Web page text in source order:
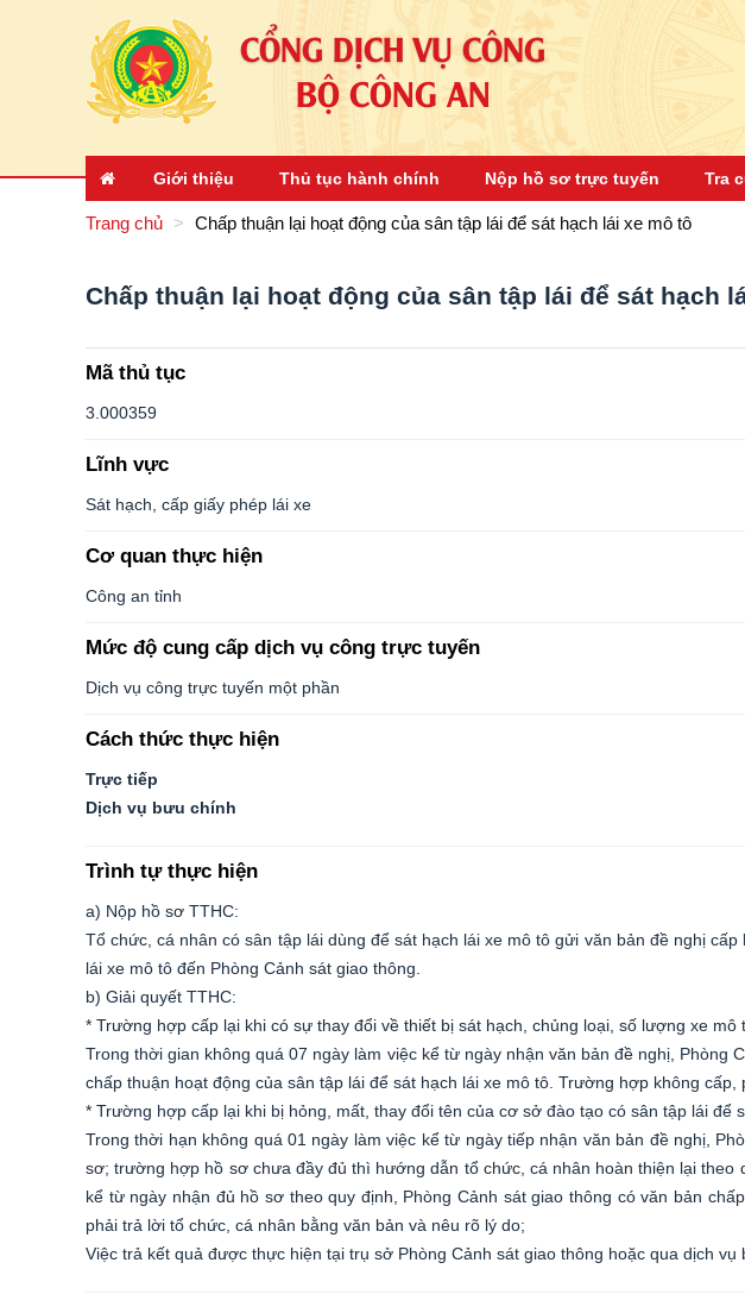
CỔNG DỊCH VỤ CÔNG
BỘ CÔNG AN
Giới thiệu Thủ tục hành chính Nộp hồ sơ trực tuyến Tra
Trang chủ Chấp thuận lại hoạt động của sân tập lái để sát hạch lái xe mô tô
Chấp thuận lại hoạt động của sân tập lái để sát hạch
Mã thủ tục
3.000359
Lĩnh vực
Sát hạch, cấp giấy phép lái xe
Cơ quan thực hiện
Công an tỉnh
Mức độ cung cấp dịch vụ công trực tuyến
Dịch vụ công trực tuyến một phần
Cách thức thực hiện
Trực tiếp
Dịch vụ bưu chính
Trình tự thực hiện
a) Nộp hồ sơ TTHC:
Tổ chức, cá nhân có sân tập lái dùng để sát hạch lái xe mô tô gửi văn bản đề nghị
lái xe mô tô đến Phòng Cảnh sát giao thông.
b) Giải quyết TTHC:
* Trường hợp cấp lại khi có sự thay đổi về thiết bị sát hạch, chủng loại, số lượng xe mô
Trong thời gian không quá 07 ngày làm việc kể từ ngày nhận văn bản đề nghị, Phòng
chấp thuận hoạt động của sân tập lái để sát hạch lái xe mô tô. Trường hợp không cấp,
* Trường hợp cấp lại khi bị hỏng, mất, thay đổi tên của cơ sở đào tạo có sân tập lái để
Trong thời hạn không quá 01 ngày làm việc kể từ ngày tiếp nhận văn bản đề nghị,
sơ; trường hợp hồ sơ chưa đầy đủ thì hướng dẫn tổ chức, cá nhân hoàn thiện lại theo
kể từ ngày nhận đủ hồ sơ theo quy định, Phòng Cảnh sát giao thông có văn bản
phải trả lời tổ chức, cá nhân bằng văn bản và nêu rõ lý do;
Việc trả kết quả được thực hiện tại trụ sở Phòng Cảnh sát giao thông hoặc qua dịch vụ